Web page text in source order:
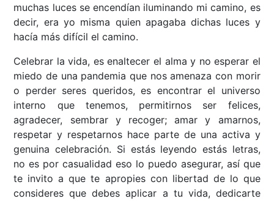
muchas luces se encendían iluminando mi camino, es
decir, era yo misma quien apagaba dichas luces y
hacía más difícil el camino.
Celebrar la vida, es enaltecer el alma y no esperar el
miedo de una pandemia que nos amenaza con morir
o perder seres queridos, es encontrar el universo
interno que tenemos, permitirnos ser felices,
agradecer, sembrar y recoger; amar y amarnos,
respetar y respetarnos hace parte de una activa y
genuina celebración. Si estás leyendo estás letras,
no es por casualidad eso lo puedo asegurar, así que
te invito a que te apropies con libertad de lo que
consideres que debes aplicar a tu vida, dedicarte